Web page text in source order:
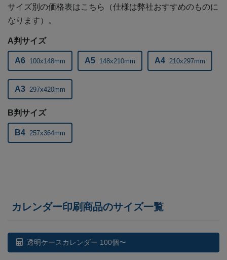
サイズ別の価格表はこちら（仕様は弊社おすすめのものに
なります）。
A判サイズ
A6 100x148mm A5 148x210mm A4 210x297mm
A3 297x420mm
B判サイズ
B4 257x364mm
カレンダー印刷商品のサイズ一覧
透明ケースカレンダー 100個〜